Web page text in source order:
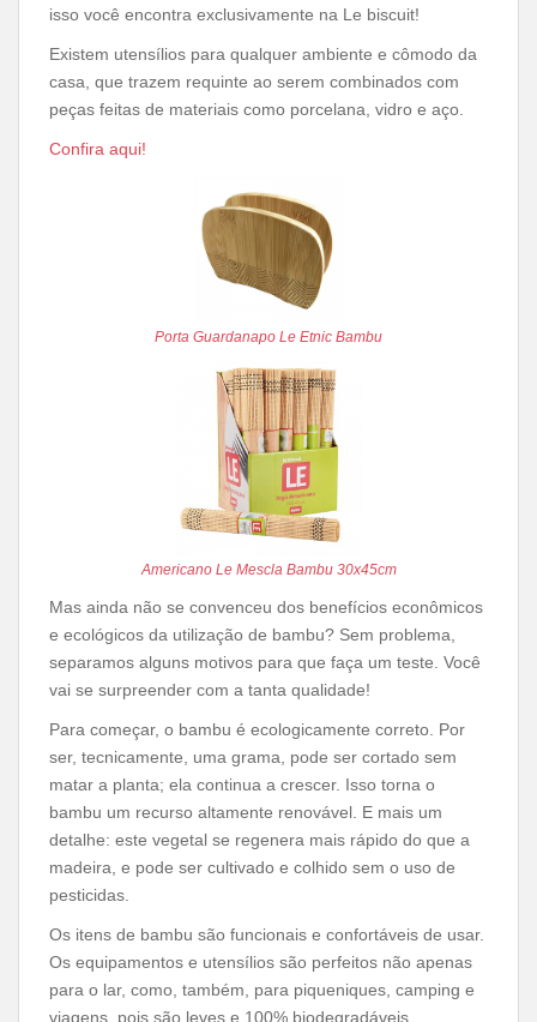
isso você encontra exclusivamente na Le biscuit!
Existem utensílios para qualquer ambiente e cômodo da
casa, que trazem requinte ao serem combinados com
peças feitas de materiais como porcelana, vidro e aço.
Confira aqui!
Porta Guardanapo Le Etnic Bambu
Americano Le Mescla Bambu 30x45cm
Mas ainda não se convenceu dos benefícios econômicos
e ecológicos da utilização de bambu? Sem problema,
separamos alguns motivos para que faça um teste. Você
vai se surpreender com a tanta qualidade!
Para começar, o bambu é ecologicamente correto. Por
ser, tecnicamente, uma grama, pode ser cortado sem
matar a planta; ela continua a crescer. Isso torna o
bambu um recurso altamente renovável. E mais um
detalhe: este vegetal se regenera mais rápido do que a
madeira, e pode ser cultivado e colhido sem o uso de
pesticidas.
Os itens de bambu são funcionais e confortáveis de usar.
Os equipamentos e utensílios são perfeitos não apenas
para o lar, como, também, para piqueniques, camping e
viagens, pois são leves e 100% biodegradáveis.